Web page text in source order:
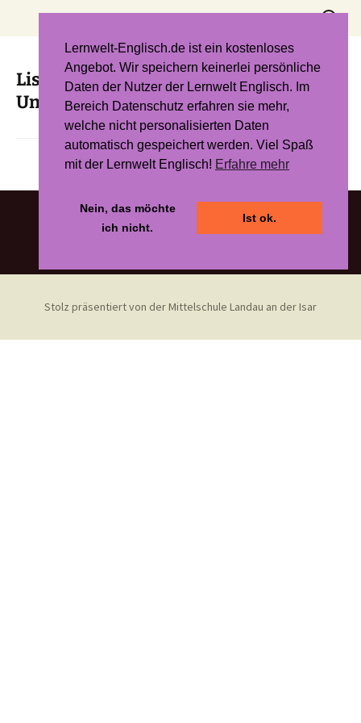
Suchen
Listen and write – Blue Line 9. Klasse
Unit 4
Stolz präsentiert von der Mittelschule Landau an der Isar
Lernwelt-Englisch.de ist ein kostenloses
Angebot. Wir speichern keinerlei persönliche
Daten der Nutzer der Lernwelt Englisch. Im
Bereich Datenschutz erfahren sie mehr,
welche nicht personalisierten Daten
automatisch gespeichert werden. Viel Spaß
mit der Lernwelt Englisch! Erfahre mehr
Nein, das möchte
ich nicht.
Ist ok.